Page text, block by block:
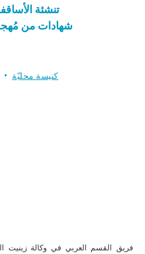
تنشئة
شهادات من
كنيسة محليّة
فريق القسم العربي في وكالة زينيت